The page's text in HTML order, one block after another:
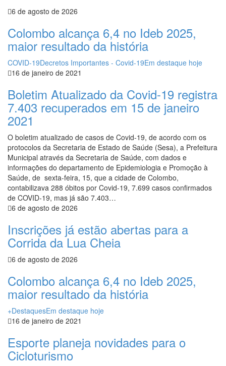
6 de agosto de 2026
Colombo alcança 6,4 no Ideb 2025,
maior resultado da história
COVID-19Decretos Importantes - Covid-19Em destaque hoje
16 de janeiro de 2021
Boletim Atualizado da Covid-19 registra
7.403 recuperados em 15 de janeiro
2021
O boletim atualizado de casos de Covid-19, de acordo com os
protocolos da Secretaria de Estado de Saúde (Sesa), a Prefeitura
Municipal através da Secretaria de Saúde, com dados e
informações do departamento de Epidemiologia e Promoção à
Saúde, de sexta-feira, 15, que a cidade de Colombo,
contabilizava 288 óbitos por Covid-19, 7.699 casos confirmados
de COVID-19, mas já são 7.403…
6 de agosto de 2026
Inscrições já estão abertas para a
Corrida da Lua Cheia
6 de agosto de 2026
Colombo alcança 6,4 no Ideb 2025,
maior resultado da história
+DestaquesEm destaque hoje
16 de janeiro de 2021
Esporte planeja novidades para o
Cicloturismo